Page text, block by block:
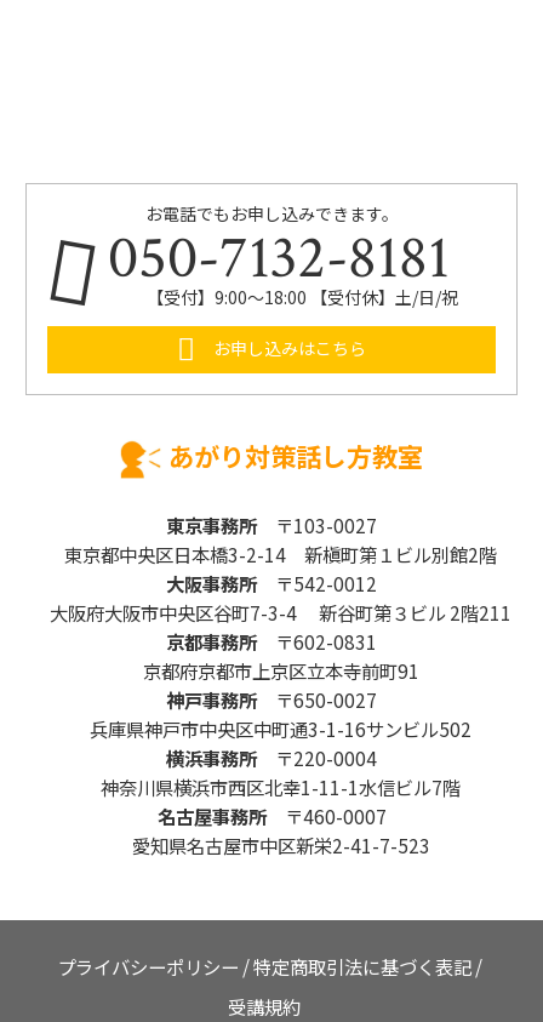
お電話でもお申し込みできます。
050-7132-8181
【受付】9:00～18:00 【受付休】土/日/祝
お申し込みはこちら
あがり対策話し方教室
東京事務所〒103-0027
東京都中央区日本橋3-2-14 新槇町第１ビル別館2階
大阪事務所〒542-0012
大阪府大阪市中央区谷町7-3-4 新谷町第３ビル 2階211
京都事務所〒602-0831
京都府京都市上京区立本寺前町91
神戸事務所〒650-0027
兵庫県神戸市中央区中町通3-1-16サンビル502
横浜事務所〒220-0004
神奈川県横浜市西区北幸1-11-1水信ビル7階
名古屋事務所〒460-0007
愛知県名古屋市中区新栄2-41-7-523
プライバシーポリシー /特定商取引法に基づく表記/
受講規約